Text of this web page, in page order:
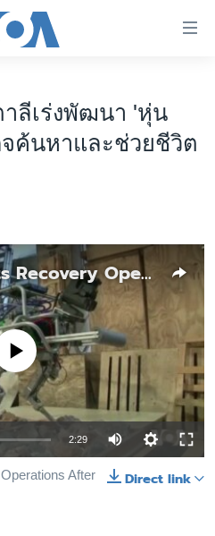
ลีเร่งพัฒนา 'หุ่น
ค้นหาและช่วยชีวิต
Developing Robots Recovery Operations After Earthquakes
currently available
2:29
Direct link
After